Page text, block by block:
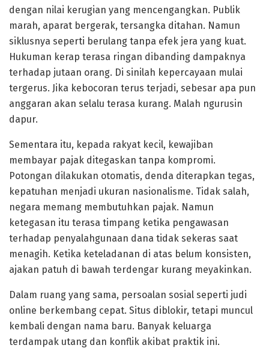
dengan nilai kerugian yang mencengangkan. Publik
marah, aparat bergerak, tersangka ditahan. Namun
siklusnya seperti berulang tanpa efek jera yang kuat.
Hukuman kerap terasa ringan dibanding dampaknya
terhadap jutaan orang. Di sinilah kepercayaan mulai
tergerus. Jika kebocoran terus terjadi, sebesar apa pun
anggaran akan selalu terasa kurang. Malah ngurusin
dapur.
Sementara itu, kepada rakyat kecil, kewajiban
membayar pajak ditegaskan tanpa kompromi.
Potongan dilakukan otomatis, denda diterapkan tegas,
kepatuhan menjadi ukuran nasionalisme. Tidak salah,
negara memang membutuhkan pajak. Namun
ketegasan itu terasa timpang ketika pengawasan
terhadap penyalahgunaan dana tidak sekeras saat
menagih. Ketika keteladanan di atas belum konsisten,
ajakan patuh di bawah terdengar kurang meyakinkan.
Dalam ruang yang sama, persoalan sosial seperti judi
online berkembang cepat. Situs diblokir, tetapi muncul
kembali dengan nama baru. Banyak keluarga
terdampak utang dan konflik akibat praktik ini.